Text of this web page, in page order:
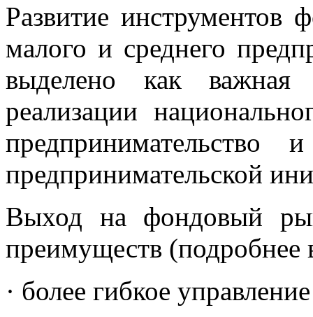
Развитие инструментов
малого и среднего
выделено как
реализации
предпринимательство
предпринимательской
Выход на фондовый
преимуществ (подробнее
· более гибкое